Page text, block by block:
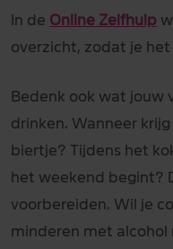
In de Online Zelfhulp
overzicht, zodat je
Bedenk ook wat jouw
drinken. Wanneer
biertje? Tijdens het
het weekend begint?
voorbereiden. Wil je
minderen met alcohol